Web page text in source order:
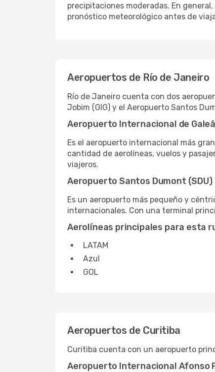
precipitaciones moderadas. En
pronóstico meteorológico antes de
Aeropuertos de Río de Janeiro
Río de Janeiro cuenta con dos
Jobim (GIG) y el Aeropuerto Santos
Aeropuerto Internacional de
Es el aeropuerto internacional más
cantidad de aerolíneas, vuelos y
viajeros.
Aeropuerto Santos Dumont (SDU)
Es un aeropuerto más pequeño y
internacionales. Con una terminal
Aerolíneas principales para esta
LATAM
Azul
GOL
Aeropuertos de Curitiba
Curitiba cuenta con un aeropuerto
Aeropuerto Internacional Afonso